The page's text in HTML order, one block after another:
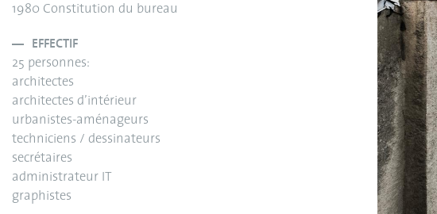
1980 Constitution du bureau
EFFECTIF
25 personnes:
architectes
architectes d’intérieur
urbanistes-aménageurs
techniciens / dessinateurs
secrétaires
administrateur IT
graphistes